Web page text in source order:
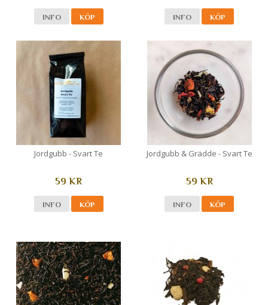
INFO KÖP INFO KÖP
Jordgubb - Svart Te
59 KR
INFO KÖP
Jordgubb & Grädde - Svart Te
59 KR
INFO KÖP